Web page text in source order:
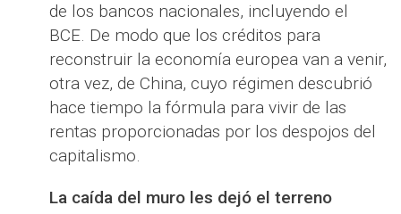
de los bancos nacionales, incluyendo el
BCE. De modo que los créditos para
reconstruir la economía europea van a venir,
otra vez, de China, cuyo régimen descubrió
hace tiempo la fórmula para vivir de las
rentas proporcionadas por los despojos del
capitalismo.
La caída del muro les dejó el terreno